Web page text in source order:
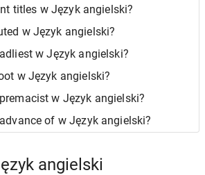
titles w Język angielski?
w Język angielski?
w Język angielski?
w Język angielski?
w Język angielski?
of w Język angielski?
angielski